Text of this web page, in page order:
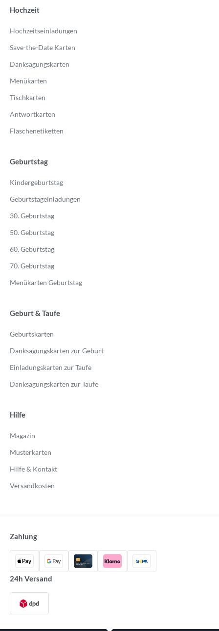
Hochzeit
Hochzeitseinladungen
Save-the-Date Karten
Danksagungskarten
Menükarten
Tischkarten
Antwortkarten
Flaschenetiketten
Geburtstag
Kindergeburtstag
Geburtstageinladungen
30. Geburtstag
50. Geburtstag
60. Geburtstag
70. Geburtstag
Menükarten Geburtstag
Geburt & Taufe
Geburtskarten
Danksagungskarten zur Geburt
Einladungskarten zur Taufe
Danksagungskarten zur Taufe
Hilfe
Magazin
Musterkarten
Hilfe & Kontakt
Versandkosten
Zahlung
24h Versand